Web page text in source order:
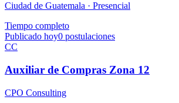
Ciudad de Guatemala · Presencial
Tiempo completo
Publicado hoy0 postulaciones
CC
Auxiliar de Compras Zona 12
CPO Consulting